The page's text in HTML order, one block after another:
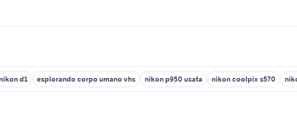
d1 esplorando corpo umano vhs nikon p950 usata nikon coolpix s570